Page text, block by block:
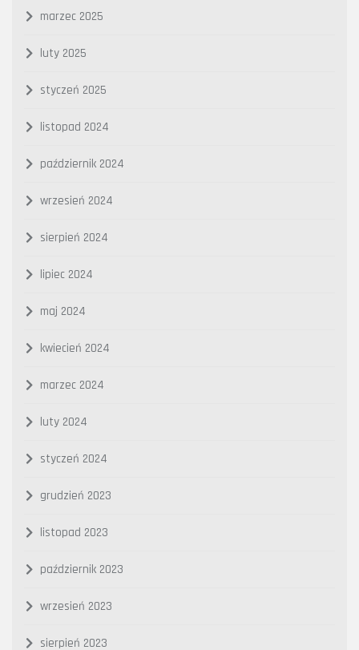
marzec 2025
luty 2025
styczeń 2025
listopad 2024
październik 2024
wrzesień 2024
sierpień 2024
lipiec 2024
maj 2024
kwiecień 2024
marzec 2024
luty 2024
styczeń 2024
grudzień 2023
listopad 2023
październik 2023
wrzesień 2023
sierpień 2023